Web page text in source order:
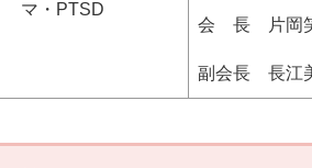
マ・PTSD​
会 長 片岡
副会長 長江